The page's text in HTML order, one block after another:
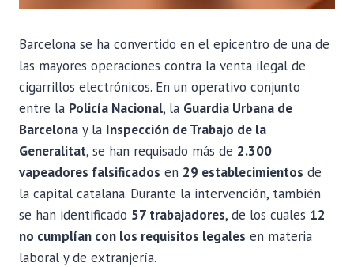
Barcelona se ha convertido en el epicentro de una de
las mayores operaciones contra la venta ilegal de
cigarrillos electrónicos. En un operativo conjunto
entre la Policía Nacional, la Guardia Urbana de
Barcelona y la Inspección de Trabajo de la
Generalitat, se han requisado más de 2.300
vapeadores falsificados en 29 establecimientos de
la capital catalana. Durante la intervención, también
se han identificado 57 trabajadores, de los cuales 12
no cumplían con los requisitos legales en materia
laboral y de extranjería.